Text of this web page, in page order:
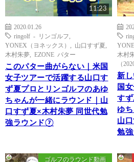
11:23
2020.01.26
ringolf - リンゴルフ
YONEX（ヨネックス）
山口すず夏
木村朱夢
EZONE パター
このパター曲がらない｜米国
女子ツアーで活躍する山口す
ず夏プロとリンゴルフのあゆ
ちゃんが一緒にラウンド｜山
口すず夏×木村朱夢 同世代勉
強ラウンド⑦
木村
（
新
国
す
ゆ
山
勉
ゴルフのラウンド動画